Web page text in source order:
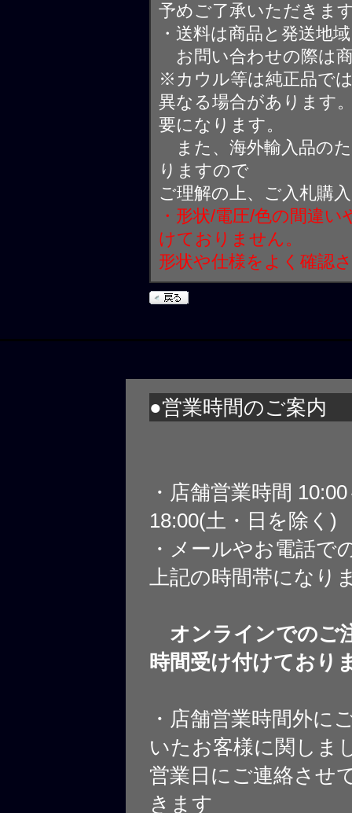
予めご了承いただきま
・送料は商品と発送地
お問い合わせの際は
※カウル等は純正品で
異なる場合があります
要になります。
また、海外輸入品の
りますので
ご理解の上、ご入札購
・形状/電圧/色の間違
けておりません。
形状や仕様をよく確認
●営業時間のご案内
・店舗営業時間
18:00(土・日を除く)
・メールやお電話で
上記の時間帯になり
オンラインでのご
時間受け付けており
・店舗営業時間外に
いたお客様に関しま
営業日にご連絡させ
きます